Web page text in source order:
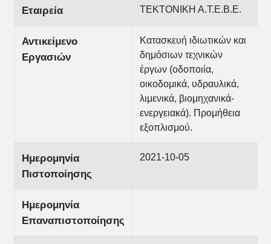
Εταιρεία ΤΕΚΤΟΝΙΚΗ Α.Τ.Ε.Β.Ε.
Αντικείμενο
Εργασιών
Κατασκευή ιδιωτικών και
δημόσιων τεχνικών
έργων (οδοποιία,
οικοδομικά, υδραυλικά,
λιμενικά, βιομηχανικά-
ενεργειακά). Προμήθεια
εξοπλισμού.
Ημερομηνία
Πιστοποίησης
2021-10-05
Ημερομηνία
Επαναπιστοποίησης